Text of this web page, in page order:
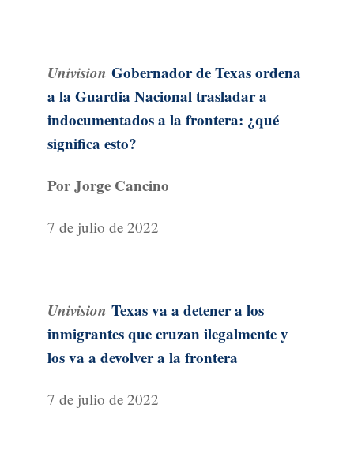
Univision Gobernador de Texas ordena
a la Guardia Nacional trasladar a
indocumentados a la frontera: ¿qué
significa esto?
Por Jorge Cancino
7 de julio de 2022
Univision Texas va a detener a los
inmigrantes que cruzan ilegalmente y
los va a devolver a la frontera
7 de julio de 2022